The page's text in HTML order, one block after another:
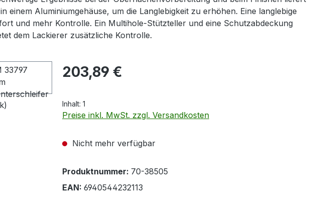
Aluminiumgehäuse, um die Langlebigkeit zu erhöhen. Eine langlebige
und mehr Kontrolle. Ein Multihole-Stützteller und eine Schutzabdeckung
dem Lackierer zusätzliche Kontrolle.
Regulärer Preis:
203,89 €
Inhalt: 1
Preise inkl. MwSt. zzgl. Versandkosten
Nicht mehr verfügbar
Produktnummer: 70-38505
EAN: 6940544232113